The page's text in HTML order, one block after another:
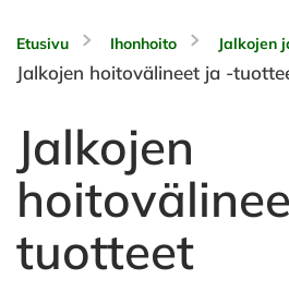
Etusivu Ihonhoito Jalkojen
Jalkojen hoitovälineet ja -
Jalkojen
tuotteet